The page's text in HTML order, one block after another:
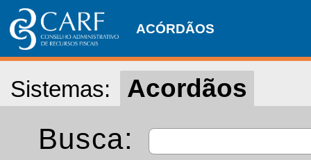
ACÓRDÃOS
Sistemas: Acordãos
Busca: